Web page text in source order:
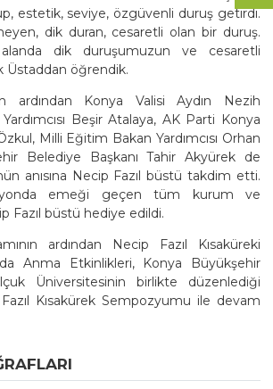
estetik, seviye, özgüvenli duruş getirdi.
dik duran, cesaretli olan bir duruş.
dik duruşumuzun ve cesaretli
öğrendik.
ardından Konya Valisi Aydın Nezih
Beşir Atalaya, AK Parti Konya
Milli Eğitim Bakan Yardımcısı Orhan
Belediye Başkanı Tahir Akyürek de
anısına Necip Fazıl büstü takdim etti.
emeği geçen tüm kurum ve
Fazıl büstü hediye edildi.
ardından Necip Fazıl Kısaküreki
Anma Etkinlikleri, Konya Büyükşehir
Üniversitesinin birlikte düzenlediği
Fazıl Kısakürek Sempozyumu ile devam